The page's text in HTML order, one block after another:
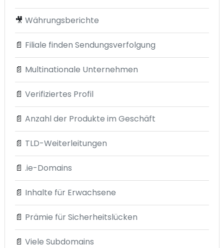
🎥 Währungsberichte
📄 Filiale finden Sendungsverfolgung
📄 Multinationale Unternehmen
📄 Verifiziertes Profil
📄 Anzahl der Produkte im Geschäft
📄 TLD-Weiterleitungen
📄 .ie-Domains
📄 Inhalte für Erwachsene
📄 Prämie für Sicherheitslücken
📄 Viele Subdomains